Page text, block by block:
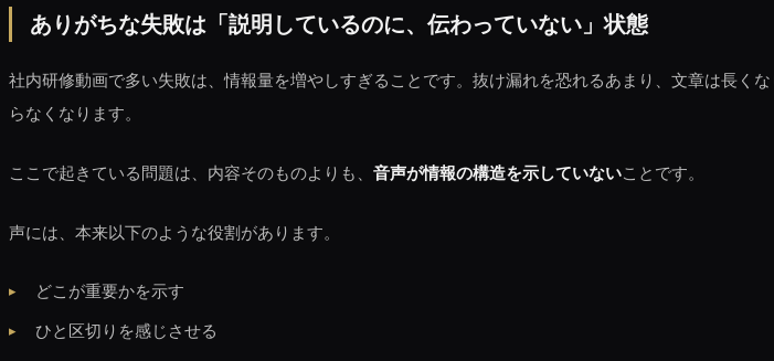
ありがちな失敗は「説明しているのに、伝わっていない」状態
社内研修動画で多い失敗は、情報量を増やしすぎることです。抜け漏れを恐れるあまり、文章は長く
らなくなります。
ここで起きている問題は、内容そのものよりも、 音声が情報の構造を示していないことです。
声には、本来以下のような役割があります。
どこが重要かを示す
ひと区切りを感じさせる